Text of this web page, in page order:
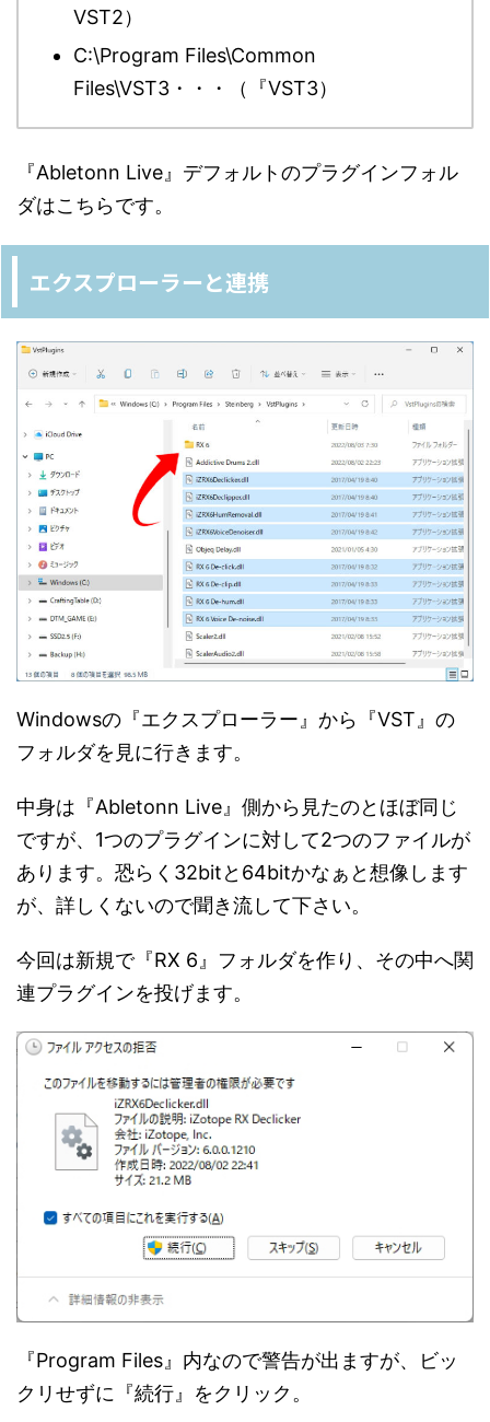
VST2）
C:\Program Files\Common
Files\VST3・・・（『VST3）
『Abletonn Live』デフォルトのプラグインフォル
ダはこちらです。
エクスプローラーと連携
Windowsの『エクスプローラー』から『VST』の
フォルダを見に行きます。
中身は『Abletonn Live』側から見たのとほぼ同じ
ですが、1つのプラグインに対して2つのファイルが
あります。恐らく32bitと64bitかなぁと想像します
が、詳しくないので聞き流して下さい。
今回は新規で『RX 6』フォルダを作り、その中へ関
連プラグインを投げます。
『Program Files』内なので警告が出ますが、ビッ
クリせずに『続行』をクリック。